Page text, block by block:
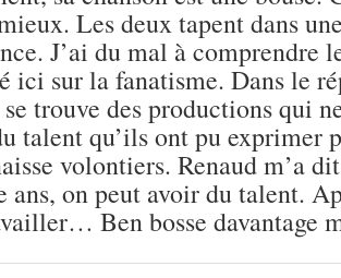
Les deux tapent dans
J’ai du mal à comprendre
ici sur la fanatisme. Dans le
trouve des productions qui
talent qu’ils ont pu exprimer
volontiers. Renaud m’a
ans, on peut avoir du talent.
Ben bosse davantage